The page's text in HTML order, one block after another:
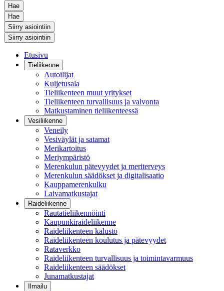
Hae
Hae
Siirry asiointiin
Siirry asiointiin
Etusivu
Tieliikenne
Autoilijat
Kuljetusala
Tieliikenteen muut yritykset
Tieliikenteen turvallisuus ja valvonta
Matkustaminen tieliikenteessä
Vesiliikenne
Veneily
Vesiväylät ja satamat
Merikartoitus
Meriympäristö
Merenkulun pätevyydet ja meriterveys
Merenkulun säädökset ja digitalisaatio
Kauppamerenkulku
Laivamatkustajat
Raideliikenne
Rautatieliikennöinti
Kaupunkiraideliikenne
Raideliikenteen kalusto
Raideliikenteen koulutus ja pätevyydet
Rataverkko
Raideliikenteen turvallisuus ja toimintavarmuus
Raideliikenteen säädökset
Junamatkustajat
Ilmailu